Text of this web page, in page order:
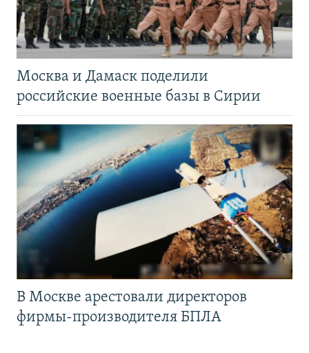
Москва и Дамаск поделили
российские военные базы в Сирии
В Москве арестовали директоров
фирмы-производителя БПЛА